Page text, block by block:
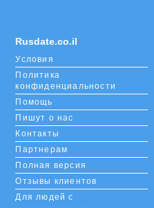
Rusdate.co.il
Условия
Политика
конфиденциальности
Помощь
Пишут о нас
Контакты
Партнерам
Полная версия
Отзывы клиентов
Для людей с